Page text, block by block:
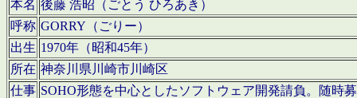
本名 後藤 浩昭（ごとう ひろあき）
呼称 GORRY（ごりー）
出生 1970年（昭和45年）
所在 神奈川県川崎市川崎区
仕事 SOHO形態を中心としたソフトウェア開発請負。随時